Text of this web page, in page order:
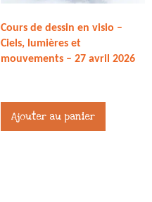
Cours de dessin en visio –
Ciels, lumières et
mouvements – 27 avril 2026
Ajouter au panier